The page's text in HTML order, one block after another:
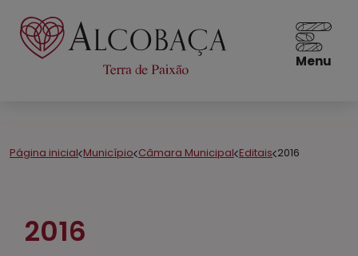
Menu
Página inicial Município Câmara Municipal Editais 2016
2016